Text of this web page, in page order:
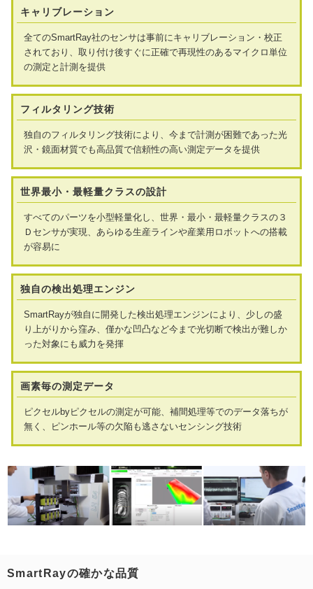
キャリブレーション
全てのSmartRay社のセンサは事前にキャリブレーション・校正
されており、取り付け後すぐに正確で再現性のあるマイクロ単位
の測定と計測を提供
フィルタリング技術
独自のフィルタリング技術により、今まで計測が困難であった光
沢・鏡面材質でも高品質で信頼性の高い測定データを提供
世界最小・最軽量クラスの設計
すべてのパーツを小型軽量化し、世界・最小・最軽量クラスの３
Ｄセンサが実現、あらゆる生産ラインや産業用ロボットへの搭載
が容易に
独自の検出処理エンジン
SmartRayが独自に開発した検出処理エンジンにより、少しの盛
り上がりから窪み、僅かな凹凸など今まで光切断で検出が難しか
った対象にも威力を発揮
画素毎の測定データ
ピクセルbyピクセルの測定が可能、補間処理等でのデータ落ちが
無く、ピンホール等の欠陥も逃さないセンシング技術
SmartRayの確かな品質